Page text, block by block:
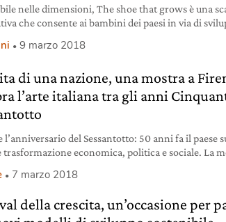
nelle dimensioni, The shoe that grows è una
che consente ai bambini dei paesi in via di
9 marzo 2018
di una nazione, una mostra a
l’arte italiana tra gli anni
l’anniversario del Sessantotto: 50 anni fa il paese
trasformazione economica, politica e sociale. La
tra Guttuso, Fontana e Schifano.
7 marzo 2018
della crescita, un’occasione per